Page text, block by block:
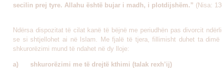
secilin prej tyre. Allahu është bujar i madh, i plotdijshëm.” (Nisa:
Ndërsa dispozitat të cilat kanë të bëjnë me periudhën pas divorcit
se si shtjellohet ai në Islam. Me fjalë të tjera, fillimisht duhet ta
shkurorëzimi mund të ndahet në dy lloje:
a) shkurorëzimi me të drejtë kthimi (talak rexh’ij)